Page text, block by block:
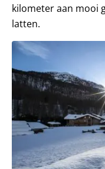
kilometer aan mooi
latten.